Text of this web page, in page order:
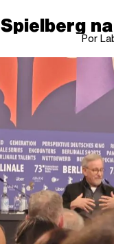
Spielberg
Por